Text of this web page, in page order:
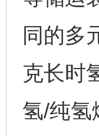
同的多
克长时
氢/纯氢